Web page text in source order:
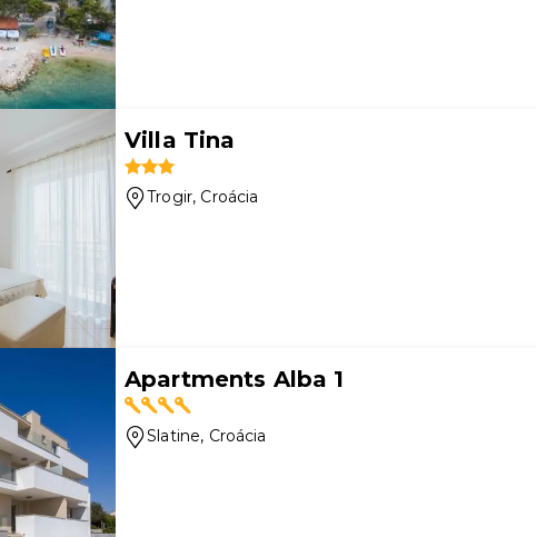
Villa Tina
Trogir, Croácia
Apartments Alba 1
Slatine, Croácia